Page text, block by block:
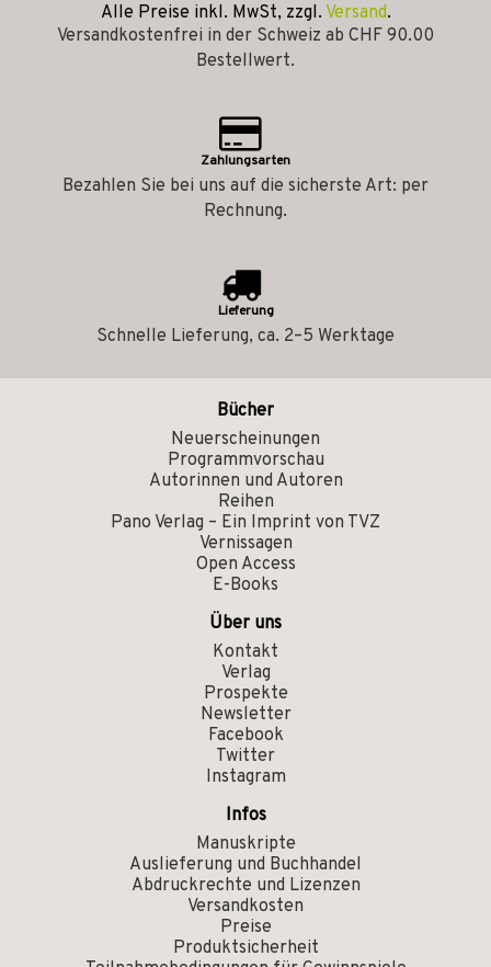
Alle Preise inkl. MwSt, zzgl. Versand.
Versandkostenfrei in der Schweiz ab CHF 90.00
Bestellwert.
Zahlungsarten
Bezahlen Sie bei uns auf die sicherste Art: per
Rechnung.
Lieferung
Schnelle Lieferung, ca. 2–5 Werktage
Bücher
Neuerscheinungen
Programmvorschau
Autorinnen und Autoren
Reihen
Pano Verlag – Ein Imprint von TVZ
Vernissagen
Open Access
E-Books
Über uns
Kontakt
Verlag
Prospekte
Newsletter
Facebook
Twitter
Instagram
Infos
Manuskripte
Auslieferung und Buchhandel
Abdruckrechte und Lizenzen
Versandkosten
Preise
Produktsicherheit